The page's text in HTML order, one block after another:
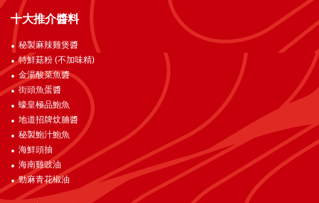
十大推介醬料
秘製麻辣雞煲醬
特鮮菇粉 (不加味精)
金湯酸菜魚醬
街頭魚蛋醬
蠔皇極品鮑魚
地道招牌炆腩醬
秘製鮑汁鮑魚
海鮮頭抽
海南雞豉油
勁麻青花椒油